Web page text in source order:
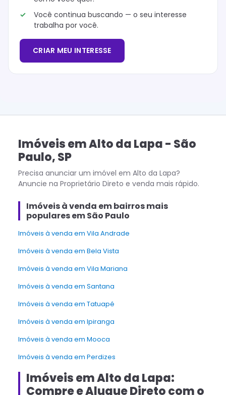
Você continua buscando — o seu interesse
trabalha por você.
CRIAR MEU INTERESSE
ImóveisemAlto da Lapa- São
Paulo,SP
Precisa anunciar um imóvel em Alto da Lapa?
Anuncie na Proprietário Direto e venda mais rápido.
Imóveis à venda em bairros mais
populares em São Paulo
Imóveis à venda em Vila Andrade
Imóveis à venda em Bela Vista
Imóveis à venda em Vila Mariana
Imóveis à venda em Santana
Imóveis à venda em Tatuapé
Imóveis à venda em Ipiranga
Imóveis à venda em Mooca
Imóveis à venda em Perdizes
Imóveis em Alto da Lapa:
Compre e Alugue Direto com o